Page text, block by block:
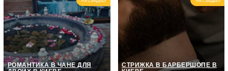
1 чел. / Курс вокала /
12 занятий по 1 часу
7 150
РОМАНТИКА В ЧАНЕ ДЛЯ
СТРИЖКА В БАРБЕРШОПЕ В